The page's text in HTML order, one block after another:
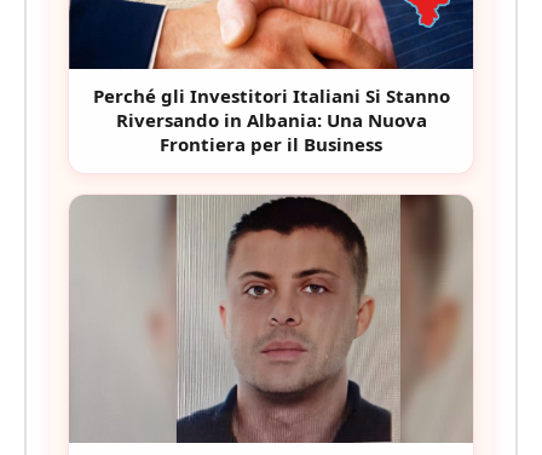
Perché gli Investitori Italiani Si Stanno
Riversando in Albania: Una Nuova
Frontiera per il Business